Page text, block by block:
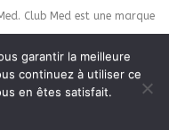
Club Med est une marque
garantir la meilleure
continuez à utiliser ce
en êtes satisfait.